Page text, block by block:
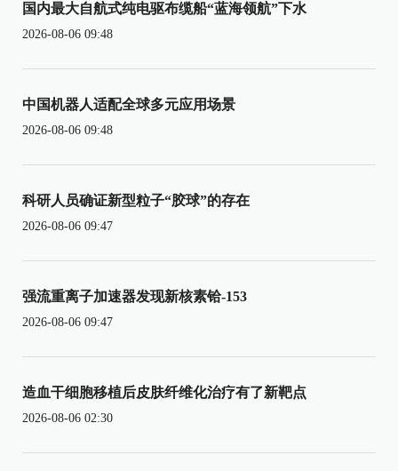
国内最大自航式纯电驱布缆船“蓝海领航”下水
2026-08-06 09:48
中国机器人适配全球多元应用场景
2026-08-06 09:48
科研人员确证新型粒子“胶球”的存在
2026-08-06 09:47
强流重离子加速器发现新核素铪-153
2026-08-06 09:47
造血干细胞移植后皮肤纤维化治疗有了新靶点
2026-08-06 02:30